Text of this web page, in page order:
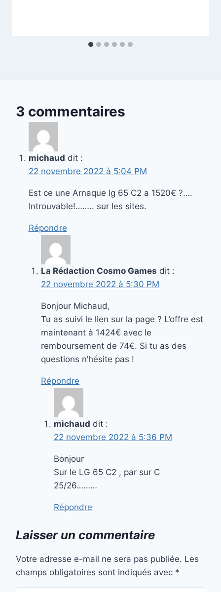
3 commentaires
michaud dit :
22 novembre 2022 à 5:04 PM
Est ce une Arnaque lg 65 C2 a 1520€ ?….
Introuvable!…….. sur les sites.
Répondre
La Rédaction Cosmo Games dit :
22 novembre 2022 à 5:30 PM
Bonjour Michaud,
Tu as suivi le lien sur la page ? L’offre est
maintenant à 1424€ avec le
remboursement de 74€. Si tu as des
questions n’hésite pas !
Répondre
michaud dit :
22 novembre 2022 à 5:36 PM
Bonjour
Sur le LG 65 C2 , par sur C
25/26………
Répondre
Laisser un commentaire
Votre adresse e-mail ne sera pas publiée. Les
champs obligatoires sont indiqués avec *